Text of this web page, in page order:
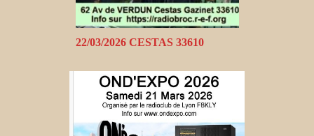
22/03/2026 CESTAS 33610